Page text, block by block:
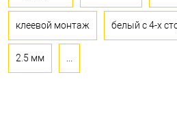
клеевой монтаж белый с 4-х
2.5 мм